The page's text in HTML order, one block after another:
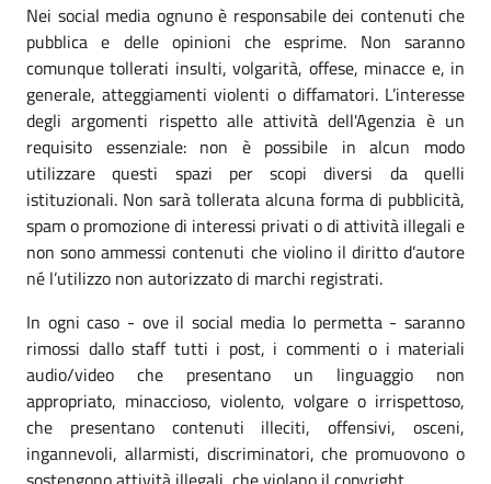
Nei social media ognuno è responsabile dei contenuti che
pubblica e delle opinioni che esprime. Non saranno
comunque tollerati insulti, volgarità, offese, minacce e, in
generale, atteggiamenti violenti o diffamatori. L’interesse
degli argomenti rispetto alle attività dell'Agenzia è un
requisito essenziale: non è possibile in alcun modo
utilizzare questi spazi per scopi diversi da quelli
istituzionali. Non sarà tollerata alcuna forma di pubblicità,
spam o promozione di interessi privati o di attività illegali e
non sono ammessi contenuti che violino il diritto d’autore
né l’utilizzo non autorizzato di marchi registrati.
In ogni caso - ove il social media lo permetta - saranno
rimossi dallo staff tutti i post, i commenti o i materiali
audio/video che presentano un linguaggio non
appropriato, minaccioso, violento, volgare o irrispettoso,
che presentano contenuti illeciti, offensivi, osceni,
ingannevoli, allarmisti, discriminatori, che promuovono o